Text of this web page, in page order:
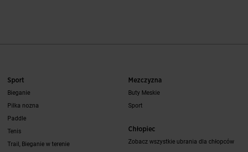
Sport
Bieganie
Pilka nozna
Paddle
Tenis
Trail, Bieganie w terenie
Mezczyzna
Buty Meskie
Sport
Chłopiec
Zobacz wszystkie ubrania dla chłopców